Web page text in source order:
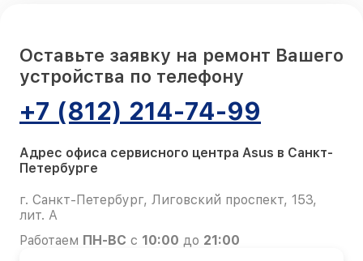
Оставьте заявку на ремонт Вашего
устройства по телефону
+7 (812) 214-74-99
Адрес офиса сервисного центра Asus в Санкт-
Петербурге
г. Санкт-Петербург, Лиговский проспект, 153,
лит. А
Работаем ПН-ВС с 10:00 до 21:00